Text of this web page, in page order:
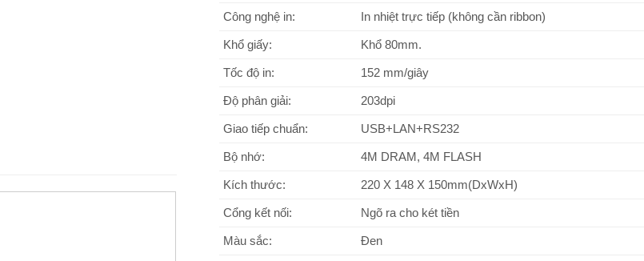
Công nghệ in: In nhiệt trực tiếp (không cần ribbon)
Khổ giấy: Khổ 80mm.
Tốc độ in: 152 mm/giây
Độ phân giải: 203dpi
Giao tiếp chuẩn: USB+LAN+RS232
Bộ nhớ: 4M DRAM, 4M FLASH
Kích thước: 220 X 148 X 150mm(DxWxH)
Cổng kết nối: Ngõ ra cho két tiền
Màu sắc: Đen